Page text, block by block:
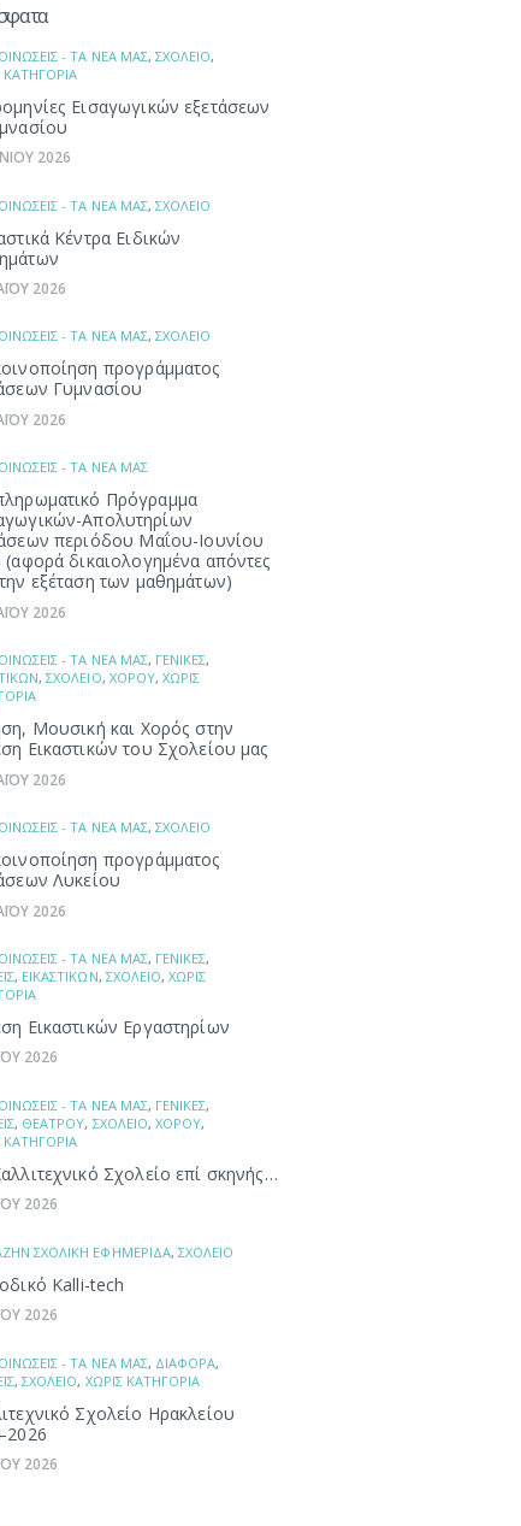
- ΤΑ ΝΕΑ ΜΑΣ,ΣΧΟΛΕΙΟ,
ΚΑΤΗΓΟΡΙΑ
Εισαγωγικών εξετάσεων
2026
- ΤΑ ΝΕΑ ΜΑΣ,ΣΧΟΛΕΙΟ
Κέντρα Ειδικών
2026
- ΤΑ ΝΕΑ ΜΑΣ,ΣΧΟΛΕΙΟ
προγράμματος
Γυμνασίου
2026
- ΤΑ ΝΕΑ ΜΑΣ
Πρόγραμμα
Απολυτηρίων
περιόδου Μαΐου-Ιουνίου
(αφορά δικαιολογημένα απόντες
εξέταση των μαθημάτων)
2026
- ΤΑ ΝΕΑ ΜΑΣ, ΓΕΝΙΚΕΣ,
,ΣΧΟΛΕΙΟ, ΧΟΡΟΥ,ΧΩΡΙΣ
Μουσική και Χορός στην
Εικαστικών του Σχολείου μας
2026
- ΤΑ ΝΕΑ ΜΑΣ,ΣΧΟΛΕΙΟ
προγράμματος
Λυκείου
2026
- ΤΑ ΝΕΑ ΜΑΣ, ΓΕΝΙΚΕΣ,
, ΕΙΚΑΣΤΙΚΩΝ, ΣΧΟΛΕΙΟ,ΧΩΡΙΣ
Εικαστικών Εργαστηρίων
2026
- ΤΑ ΝΕΑ ΜΑΣ, ΓΕΝΙΚΕΣ,
, ΘΕΑΤΡΟΥ, ΣΧΟΛΕΙΟ,ΧΟΡΟΥ,
ΚΑΤΗΓΟΡΙΑ
Σχολείο επί σκηνής…
2026
ΣΧΟΛΙΚΗ ΕΦΗΜΕΡΙΔΑ,ΣΧΟΛΕΙΟ
Kalli-tech
2026
- ΤΑ ΝΕΑ ΜΑΣ, ΔΙΑΦΟΡΑ,
,ΣΧΟΛΕΙΟ, ΧΩΡΙΣ ΚΑΤΗΓΟΡΙΑ
Σχολείο Ηρακλείου
2026
2026